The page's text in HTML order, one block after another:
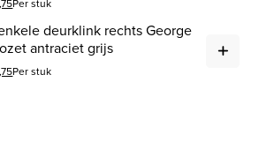
prijs was: € 34,99.
€ 29,75.
Per stuk
deurklink rechts George
antraciet grijs
prijs was: € 34,99.
€ 29,75.
Per stuk